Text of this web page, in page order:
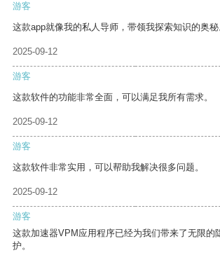
游客
这款app就像我的私人导师，带领我探索知识的奥秘
2025-09-12
游客
这款软件的功能非常全面，可以满足我所有需求。
2025-09-12
游客
这款软件非常实用，可以帮助我解决很多问题。
2025-09-12
游客
这款加速器VPM应用程序已经为我们带来了无限的
护。